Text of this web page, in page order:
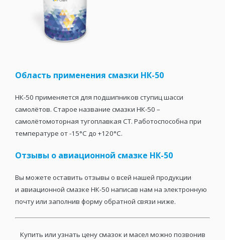
Область применения смазки НК-50
НК-50 применяется для подшипников ступиц шасси
самолётов. Старое название смазки НК-50 –
самолётомоторная тугоплавкая СТ. Работоспособна при
температуре от -15°С до +120°С.
Отзывы о авиационной смазке НК-50
Вы можете оставить отзывы о всей нашей продукции
и авиационной смазке НК-50 написав нам на электронную
почту или заполнив форму обратной связи ниже.
Купить или узнать цену смазок и масел можно позвонив